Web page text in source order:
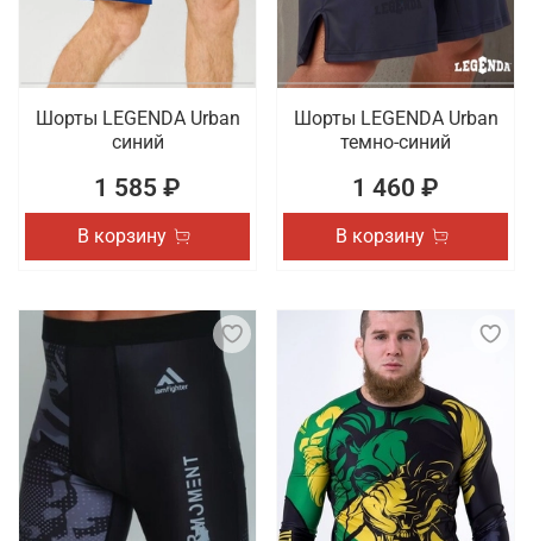
Шорты LEGENDA Urban
синий
1 585 ₽
В корзину
Шорты LEGENDA Urban
темно-синий
1 460 ₽
В корзину